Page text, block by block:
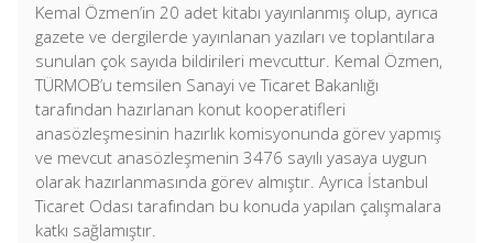
Kemal Özmen’in 20 adet kitabı yayınlanmış olup, ayrıca
gazete ve dergilerde yayınlanan yazıları ve toplantılara
sunulan çok sayıda bildirileri mevcuttur. Kemal Özmen,
TÜRMOB’u temsilen Sanayi ve Ticaret Bakanlığı
tarafından hazırlanan konut kooperatifleri
anasözleşmesinin hazırlık komisyonunda görev yapmış
ve mevcut anasözleşmenin 3476 sayılı yasaya uygun
olarak hazırlanmasında görev almıştır. Ayrıca İstanbul
Ticaret Odası tarafından bu konuda yapılan çalışmalara
katkı sağlamıştır.